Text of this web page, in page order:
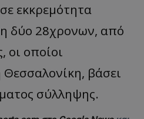
εκκρεμότητα
δύο 28χρονων, από
οι οποίοι
βάσει
σύλληψης.